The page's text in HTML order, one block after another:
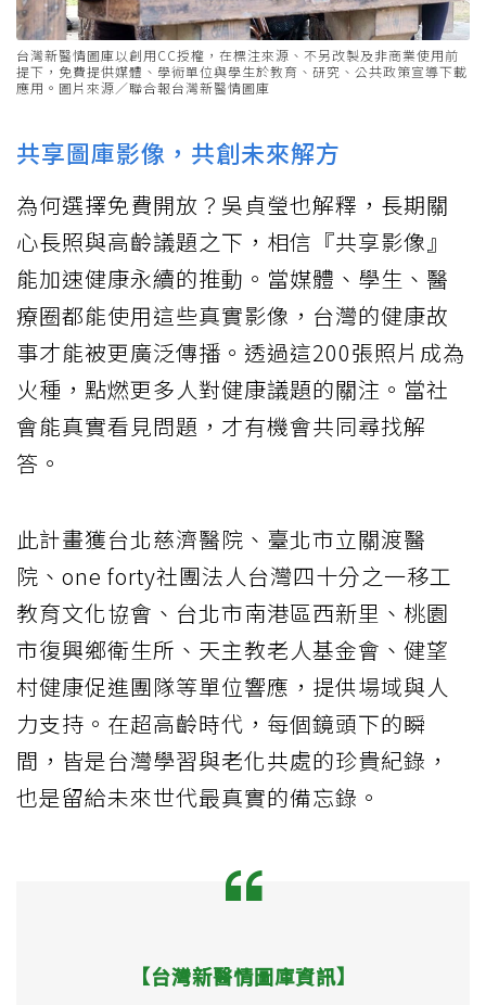
台灣新醫情圖庫以創用CC授權，在標注來源、不另改製及非商業使用前
提下，免費提供媒體、學術單位與學生於教育、研究、公共政策宣導下載
應用。圖片來源／聯合報台灣新醫情圖庫
共享圖庫影像，共創未來解方
為何選擇免費開放？吳貞瑩也解釋，長期關
心長照與高齡議題之下，相信『共享影像』
能加速健康永續的推動。當媒體、學生、醫
療圈都能使用這些真實影像，台灣的健康故
事才能被更廣泛傳播。透過這200張照片成為
火種，點燃更多人對健康議題的關注。當社
會能真實看見問題，才有機會共同尋找解
答。
此計畫獲台北慈濟醫院、臺北市立關渡醫
院、one forty社團法人台灣四十分之一移工
教育文化協會、台北市南港區西新里、桃園
市復興鄉衛生所、天主教老人基金會、健望
村健康促進團隊等單位響應，提供場域與人
力支持。在超高齡時代，每個鏡頭下的瞬
間，皆是台灣學習與老化共處的珍貴紀錄，
也是留給未來世代最真實的備忘錄。
【台灣新醫情圖庫資訊】